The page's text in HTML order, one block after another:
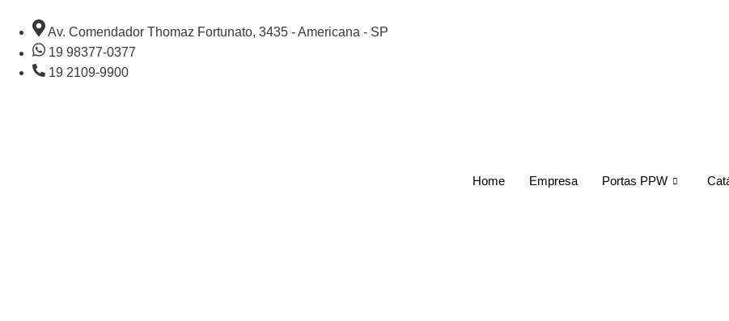
Av. Comendador Thomaz Fortunato, 3435 - Americana - SP
19 98377-0377
19 2109-9900
Home Empresa Portas PPW